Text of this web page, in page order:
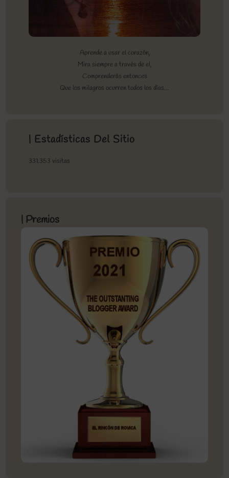
Aprende a usar el corazón,
Mira siempre a través de el,
Comprenderás entonces
Que los milagros ocurren todos los días…
| Estadísticas Del Sitio
331.353 visitas
| Premios